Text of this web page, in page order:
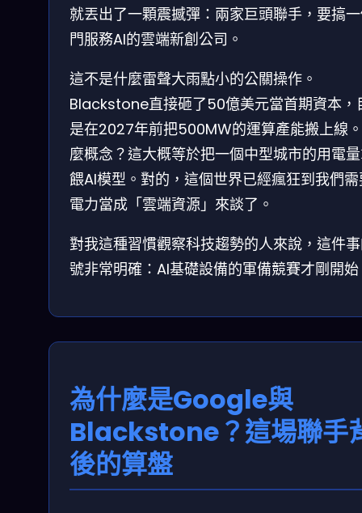
就丟出了一顆震撼彈：兩家巨頭聯手，要搞
門服務AI的雲端新創公司。
這不是什麼雷聲大雨點小的公關操作。
Blackstone直接砸了50億美元當首期資本，
是在2027年前把500MW的運算產能搬上線
麼概念？這大概等於把一個中型城市的用電
餵AI模型。對的，這個世界已經瘋狂到我們
電力當成「雲端資源」來談了。
對我這種習慣觀察科技趨勢的人來說，這件
號非常明確：AI基礎設備的軍備競賽才剛開
為什麼是Google與
Blackstone？這場聯手
後的算盤